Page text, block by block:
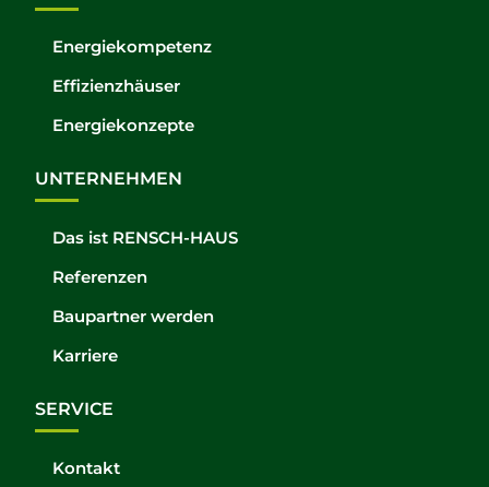
Energiekompetenz
Effizienzhäuser
Energiekonzepte
UNTERNEHMEN
Das ist RENSCH-HAUS
Referenzen
Baupartner werden
Karriere
SERVICE
Kontakt